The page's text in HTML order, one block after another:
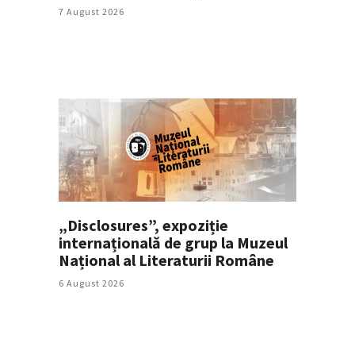
7 August 2026
„Disclosures”, expoziție
internațională de grup la Muzeul
Național al Literaturii Române
6 August 2026